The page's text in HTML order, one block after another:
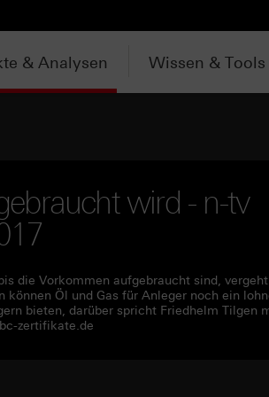
& Analysen Wissen & Tools
wird - n-tv
die Vorkommen aufgebraucht sind, vergeht
Öl und Gas für Anleger noch ein
bieten, darüber spricht Friedhelm Tilgen
zertifikate.de